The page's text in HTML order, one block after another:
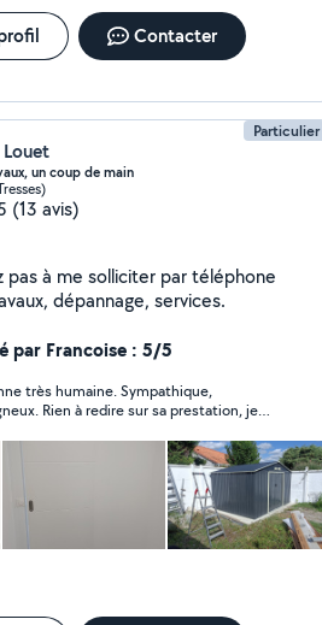
Contacter
Particulier
un coup de main
(13 avis)
pas à me solliciter par téléphone
dépannage, services.
par Francoise : 5/5
très humaine. Sympathique,
Rien à redire sur sa prestation, je